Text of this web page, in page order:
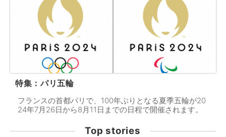
特集：パリ五輪
フランスの首都パリで、100年ぶりとなる夏季五輪が20
24年7月26日から8月11日までの日程で開催されます。
Top stories